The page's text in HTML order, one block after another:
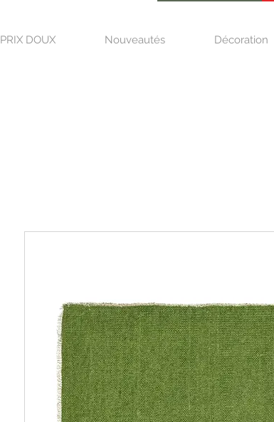
PRIX DOUX Nouveautés Décoration